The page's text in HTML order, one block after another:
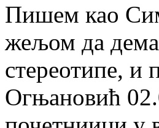
Пишем као
жељом да
стереотипе,
Огњановић